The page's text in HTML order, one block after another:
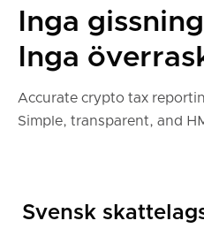
Inga
Inga
Accurate crypto tax
Simple, transparent, and
Svensk